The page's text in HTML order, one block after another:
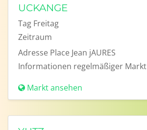
UCKANGE
Tag Freitag
Zeitraum
Adresse Place Jean jAURES
Informationen regelmäßiger Markt
Markt ansehen